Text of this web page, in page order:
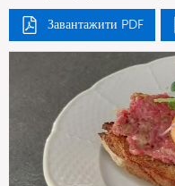
Завантажити PDF